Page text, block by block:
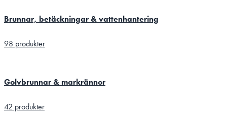
Brunnar, betäckningar & vattenhantering
98 produkter
Golvbrunnar & markrännor
42 produkter